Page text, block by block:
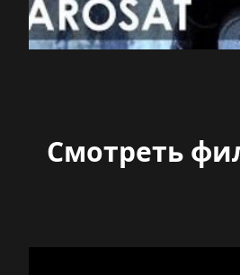
Смотреть